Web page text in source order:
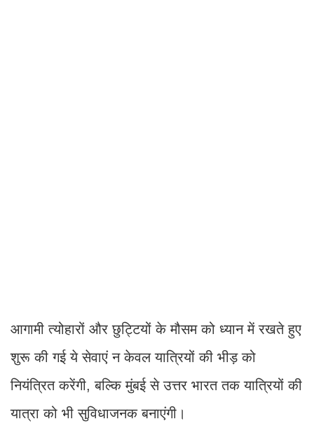
आगामी त्योहारों और छुट्टियों के मौसम को ध्यान में रखते हुए
शुरू की गई ये सेवाएं न केवल यात्रियों की भीड़ को
नियंत्रित करेंगी, बल्कि मुंबई से उत्तर भारत तक यात्रियों की
यात्रा को भी सुविधाजनक बनाएंगी।